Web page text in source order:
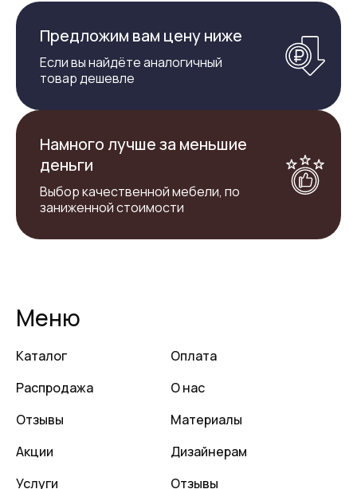
Предложим вам цену ниже
Если вы найдёте аналогичный
товар дешевле
Намного лучше за меньшие
деньги
Выбор качественной мебели, по
заниженной стоимости
Меню
Каталог
Распродажа
Отзывы
Акции
Услуги
Оплата
О нас
Материалы
Дизайнерам
Отзывы